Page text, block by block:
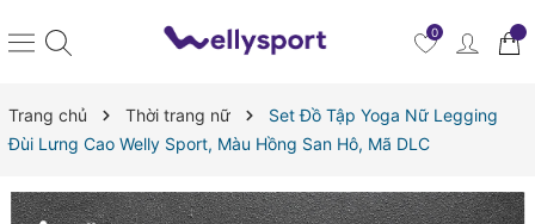
0
Trang chủ Thời trang nữ
Set Đồ Tập Yoga Nữ Legging
Đùi Lưng Cao Welly Sport, Màu Hồng San Hô, Mã DLC